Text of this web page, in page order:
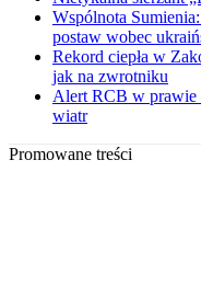
Wspólnota
postaw wobec
Rekord ciepła w
jak na zwrotniku
Alert RCB w prawie
wiatr
Promowane treści